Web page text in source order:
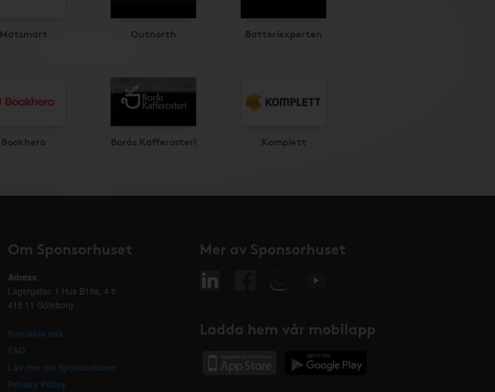
Matsmart Outnorth Batteriexperten
Bookhero Borås Kafferosteri Komplett
Om Sponsorhuset
Adress:
Lagergatan 1 Hus B19a, 4 tr
415 11 Göteborg
Kontakta oss
FAQ
Läs mer om Sponsorhuset
Privacy Policy
Mer av Sponsorhuset
Ladda hem vår mobilapp